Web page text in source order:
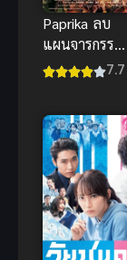
Paprika ลบ
แผนจารกรรม
คนล่าฝัน
7.7